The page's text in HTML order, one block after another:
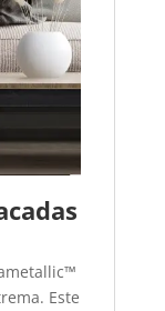
Este